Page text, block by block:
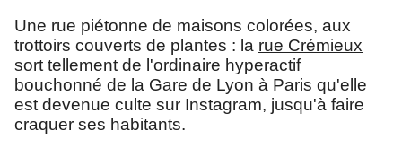
Une rue piétonne de maisons colorées, aux
trottoirs couverts de plantes : la rue Crémieux
sort tellement de l'ordinaire hyperactif
bouchonné de la Gare de Lyon à Paris qu'elle
est devenue culte sur Instagram, jusqu'à faire
craquer ses habitants.